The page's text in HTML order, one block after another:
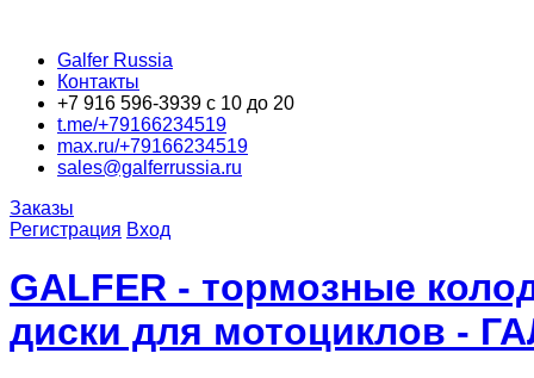
Galfer Russia
Контакты
+7 916 596-3939 с 10 до 20
t.me/+79166234519
max.ru/+79166234519
sales@galferrussia.ru
Заказы
Регистрация Вход
GALFER - тормозные
диски для мотоциклов -